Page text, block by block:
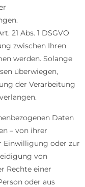
21 Abs. 1 DSGVO
zwischen Ihren
werden. Solange
überwiegen,
der Verarbeitung
Daten
– von ihrer
Einwilligung oder zur
von
Rechte einer
oder aus